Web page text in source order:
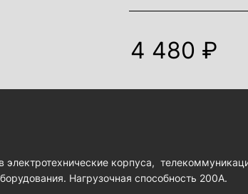
4 480 ₽
электротехнические корпуса,
Нагрузочная способность 200А.